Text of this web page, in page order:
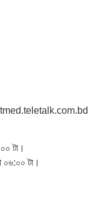
tmed.teletalk.com.bd
টা।
০৬:০০ টা।